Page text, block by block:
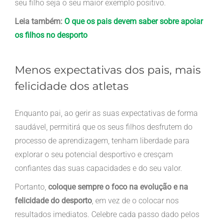
seu filho seja o seu maior exemplo positivo.
Leia também: O que os pais devem saber sobre apoiar
os filhos no desporto
Menos expectativas dos pais, mais
felicidade dos atletas
Enquanto pai, ao gerir as suas expectativas de forma
saudável, permitirá que os seus filhos desfrutem do
processo de aprendizagem, tenham liberdade para
explorar o seu potencial desportivo e cresçam
confiantes das suas capacidades e do seu valor.
Portanto, coloque sempre o foco na evolução e na
felicidade do desporto, em vez de o colocar nos
resultados imediatos. Celebre cada passo dado pelos